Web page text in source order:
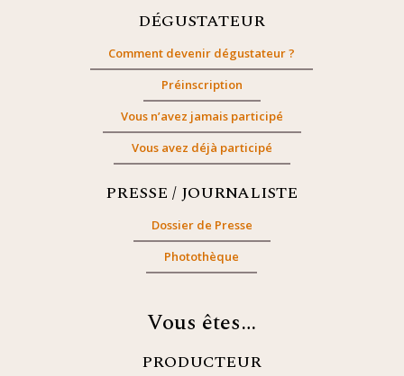
DÉGUSTATEUR
Comment devenir dégustateur ?
Préinscription
Vous n’avez jamais participé
Vous avez déjà participé
PRESSE / JOURNALISTE
Dossier de Presse
Photothèque
Vous êtes…
PRODUCTEUR